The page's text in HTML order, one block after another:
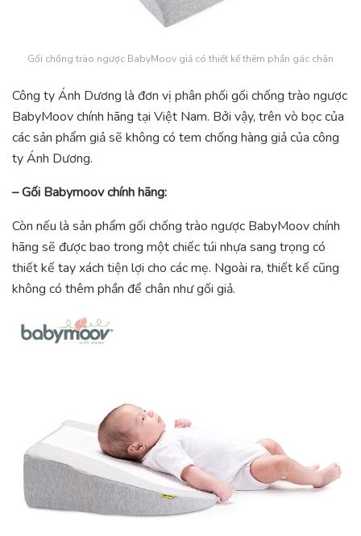
Gối chống trào ngược BabyMoov giả có thiết kế thêm phần gác chân
Công ty Ánh Dương là đơn vị phân phối gối chống trào ngược
BabyMoov chính hãng tại Việt Nam. Bởi vậy, trên vò bọc của
các sản phẩm giả sẽ không có tem chống hàng giả của công
ty Ánh Dương.
– Gối Babymoov chính hãng:
Còn nếu là sản phẩm gối chống trào ngược BabyMoov chính
hãng sẽ được bao trong một chiếc túi nhựa sang trọng có
thiết kế tay xách tiện lợi cho các mẹ. Ngoài ra, thiết kế cũng
không có thêm phần để chân như gối giả.